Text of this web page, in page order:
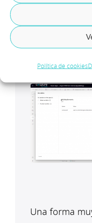
Política de cookies
funcionalidad.
adjuntos a un
materializa
Una forma